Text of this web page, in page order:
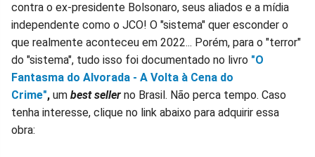
contra o ex-presidente Bolsonaro, seus aliados e a mídia
independente como o JCO! O "sistema" quer esconder o
que realmente aconteceu em 2022... Porém, para o "terror"
do "sistema", tudo isso foi documentado no livro "O
Fantasma do Alvorada - A Volta à Cena do
Crime", um best seller no Brasil. Não perca tempo. Caso
tenha interesse, clique no link abaixo para adquirir essa
obra: